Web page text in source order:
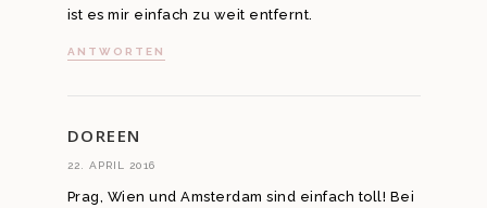
ist es mir einfach zu weit entfernt.
ANTWORTEN
DOREEN
22. APRIL 2016
Prag, Wien und Amsterdam sind einfach toll! Bei